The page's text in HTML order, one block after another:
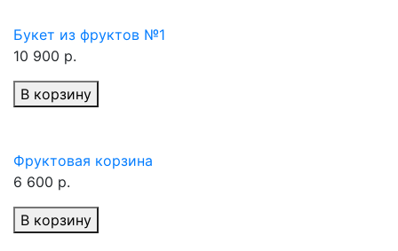
Букет из фруктов №1
10 900 р.
В корзину
Фруктовая корзина
6 600 р.
В корзину